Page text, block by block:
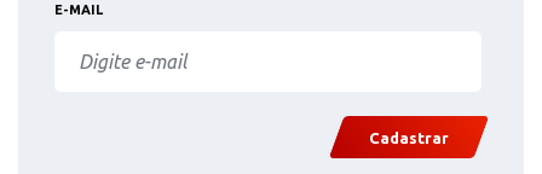
E-MAIL
Cadastrar